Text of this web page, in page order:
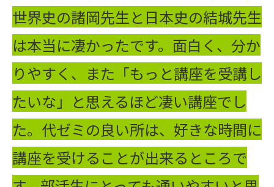
世界史の諸岡先生と日本史の結城先生
は本当に凄かったです。面白く、分か
りやすく、また「もっと講座を受講し
たいな」と思えるほど凄い講座でし
た。代ゼミの良い所は、好きな時間に
講座を受けることが出来るところで